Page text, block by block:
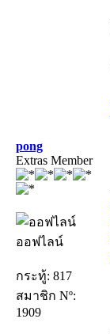
pong
Extras Member
ออฟไลน์
กระทู้: 817
สมาชิก Nº:
1909